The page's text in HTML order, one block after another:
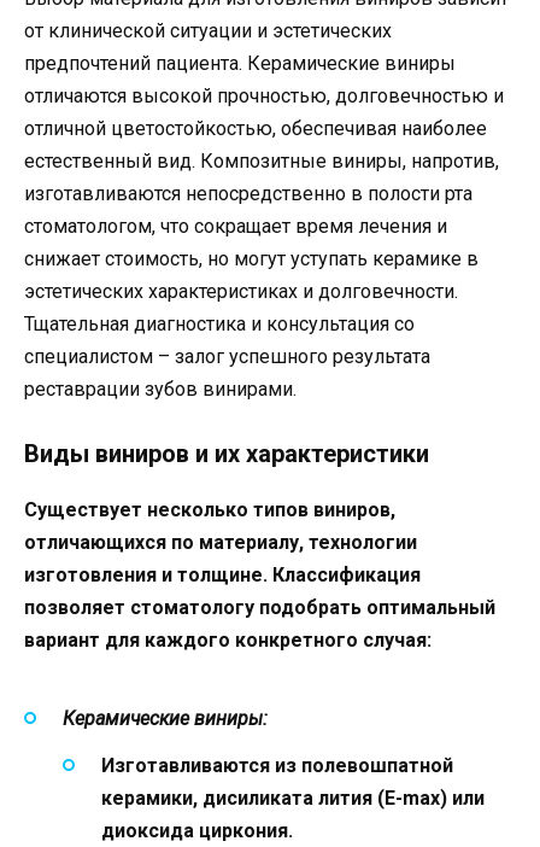
от клинической ситуации и эстетических
предпочтений пациента. Керамические виниры
отличаются высокой прочностью, долговечностью и
отличной цветостойкостью, обеспечивая наиболее
естественный вид. Композитные виниры, напротив,
изготавливаются непосредственно в полости рта
стоматологом, что сокращает время лечения и
снижает стоимость, но могут уступать керамике в
эстетических характеристиках и долговечности.
Тщательная диагностика и консультация со
специалистом – залог успешного результата
реставрации зубов винирами.
Виды виниров и их характеристики
Существует несколько типов виниров,
отличающихся по материалу, технологии
изготовления и толщине. Классификация
позволяет стоматологу подобрать оптимальный
вариант для каждого конкретного случая:
Керамические виниры:
Изготавливаются из полевошпатной
керамики, дисиликата лития (E-max) или
диоксида циркония.